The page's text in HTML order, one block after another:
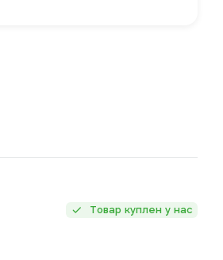
Товар куплен у нас